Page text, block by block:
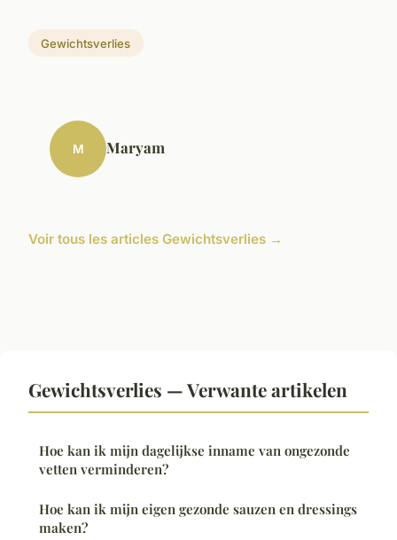
Gewichtsverlies
M Maryam
Voir tous les articles Gewichtsverlies →
Gewichtsverlies — Verwante artikelen
Hoe kan ik mijn dagelijkse inname van ongezonde
vetten verminderen?
Hoe kan ik mijn eigen gezonde sauzen en dressings
maken?